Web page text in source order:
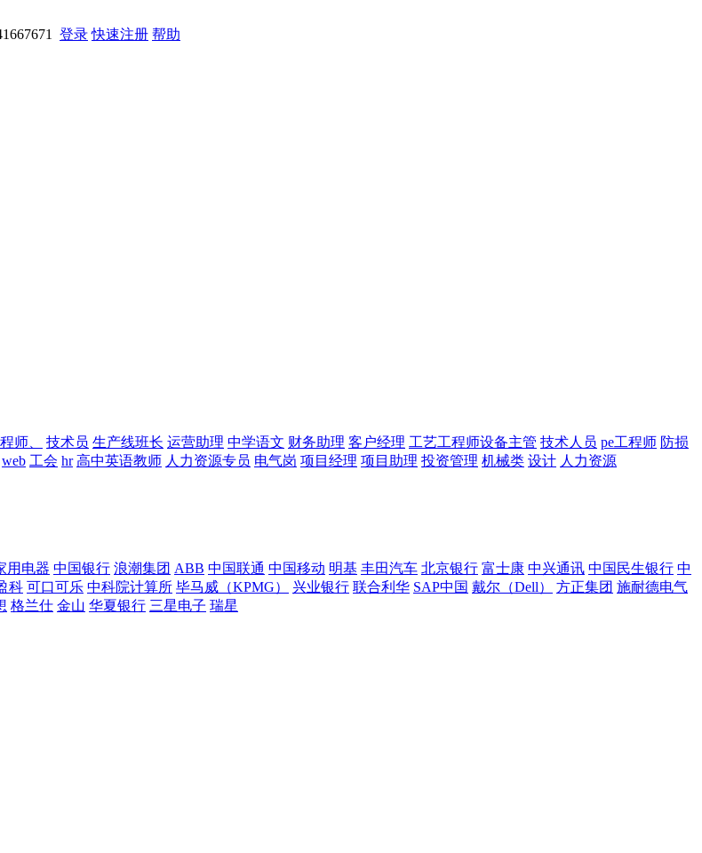
登录 快速注册 帮助
师、 技术员 生产线班长 运营助理 中学语文 财务助理 客户经理 工艺工程师设备主管 技术人员 pe工程师 防损
web 工会 hr 高中英语教师 人力资源专员 电气岗 项目经理 项目助理 投资管理 机械类 设计 人力资源
用电器 中国银行 浪潮集团 ABB 中国联通 中国移动 明基 丰田汽车 北京银行 富士康 中兴通讯 中国民生银行 中
科 可口可乐 中科院计算所 毕马威（KPMG） 兴业银行 联合利华 SAP中国 戴尔（Dell） 方正集团 施耐德电气
格兰仕 金山 华夏银行 三星电子 瑞星